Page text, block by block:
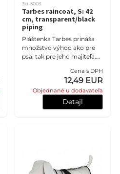
3xi-3003
Tarbes raincoat, S: 42
cm, transparent/black
piping
Pláštenka Tarbes prináša
množstvo výhod ako pre
psa, tak pre jeho majiteľa.
vychádza v ústrety ich
potrebám počas
nepriaznivých p
Cena s DPH
12,49 EUR
Objednané u dodavateľa
Detajl